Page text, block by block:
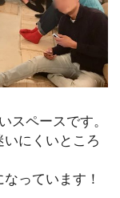
スペースです。
にくいところ
っています！